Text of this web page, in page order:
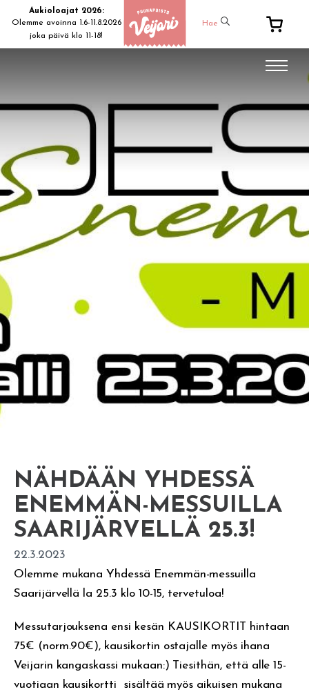
Aukioloajat 2026:
Olemme avoinna 1.6-11.8.2026
joka päivä klo 11-18!
Hae
NÄHDÄÄN YHDESSÄ
ENEMMÄN-MESSUILLA
SAARIJÄRVELLÄ 25.3!
22.3.2023
Olemme mukana Yhdessä Enemmän-messuilla
Saarijärvellä la 25.3 klo 10-15, tervetuloa!
Messutarjouksena ensi kesän KAUSIKORTIT hintaan
75€ (norm.90€), kausikortin ostajalle myös ihana
Veijarin kangaskassi mukaan:) Tiesithän, että alle 15-
vuotiaan kausikortti sisältää myös aikuisen mukana